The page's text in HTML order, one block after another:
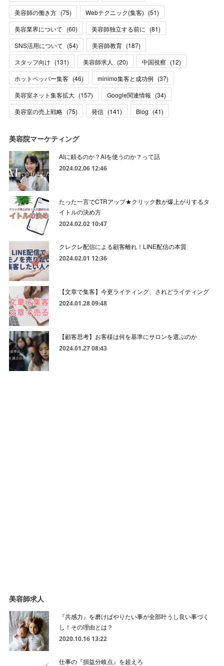
美容師の働き方 (75) Webテクニック(集客) (51)
美容業界について (60) 美容師独立する前に (81)
SNS活用について (54) 美容師教育 (187)
スタッフ向け (131) 美容師求人 (20) 中国視察 (12)
ホットペッパー集客 (46) minimo集客と成功例 (37)
美容室ネット集客拡大 (157) Google関連情報 (34)
美容室の売上戦略 (75) 発信 (141) Blog (41)
美容院マーケティング
AIに頼るのか？AIを使うのか？って話
2024.02.06 12:46
たった一言でCTRアップ★クリック数が爆上がりするタ
イトルの決め方
2024.02.02 10:47
クレクレ配信による顧客離れ！LINE配信の本質
2024.02.01 12:36
【文章で集客】今更ライティング、されどライティング
2024.01.28 09:48
【顧客思考】お客様は何を基準にサロンを選ぶのか
2024.01.27 08:43
美容師求人
『共感力』を磨けばやりたい事が全部叶うし良い事づく
し！その理由とは？
2020.10.16 13:22
仕事の『損益分岐点』を超えろ